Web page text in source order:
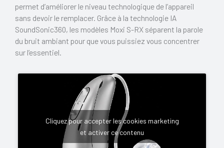
permet d’améliorer le niveau technologique de l’appareil
sans devoir le remplacer. Grâce à la technologie IA
SoundSonic360, les modèles Moxi S-RX séparent la parole
du bruit ambiant pour que vous puissiez vous concentrer
sur l’essentiel.
Cliquez pour accepter les cookies marketing
et activer ce contenu